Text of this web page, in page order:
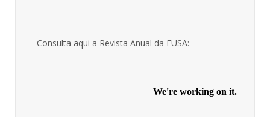
Consulta aqui a Revista Anual da EUSA: